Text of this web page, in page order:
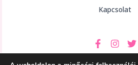
Kapcsolat